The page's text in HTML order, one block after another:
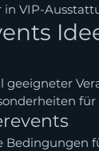
VIP-
geeigneter
Bedingungen